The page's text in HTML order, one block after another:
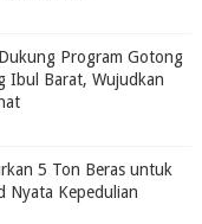
Program Gotong
Ibul Barat, Wujudkan
5 Ton Beras untuk
Nyata Kepedulian